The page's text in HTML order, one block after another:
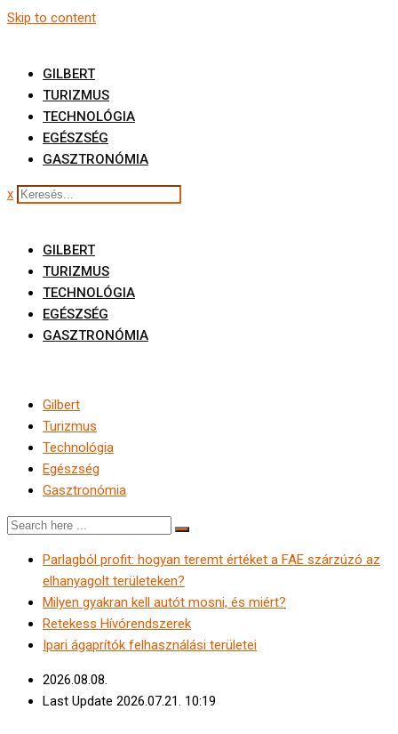
Skip to content
GILBERT
TURIZMUS
TECHNOLÓGIA
EGÉSZSÉG
GASZTRONÓMIA
x
GILBERT
TURIZMUS
TECHNOLÓGIA
EGÉSZSÉG
GASZTRONÓMIA
Gilbert
Turizmus
Technológia
Egészség
Gasztronómia
Parlagból profit: hogyan teremt értéket a FAE szárzúzó az
elhanyagolt területeken?
Milyen gyakran kell autót mosni, és miért?
Retekess Hívórendszerek
Ipari ágaprítók felhasználási területei
2026.08.08.
Last Update 2026.07.21. 10:19